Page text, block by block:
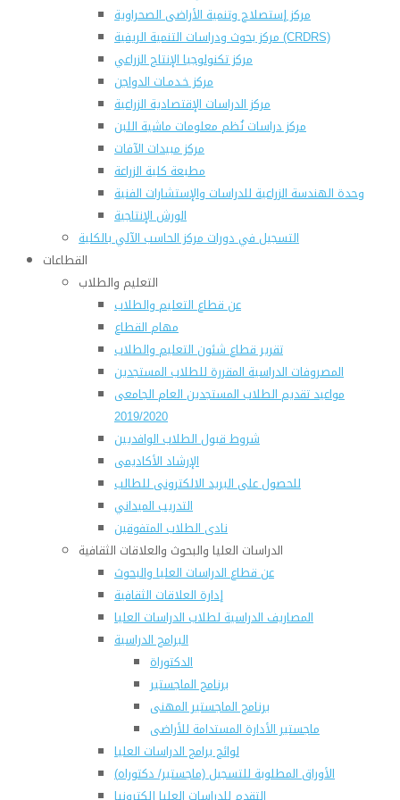
مركز إستصلاح وتنمية الأراضى الصحراوية
مركز بحوث ودراسات التنمية الريفية (CRDRS)
مركز تكنولوجيا الإنتاج الزراعي
مركز خـدمـات الدواجن
مركز الدراسات الإقتصادية الزراعية
مركز دراسات نُظم معلومات ماشية اللبن
مركز مبيدات الآفات
مطبعة كلية الزراعة
وحدة الهندسة الزراعية للدراسات والإستشارات الفنية
الورش الإنتاجية
التسجيل في دورات مركز الحاسب الآلي بالكلية
القطاعات
التعليم والطلاب
عن قطاع التعليم والطلاب
مهام القطاع
تقرير قطاع شئون التعليم والطلاب
المصروفات الدراسية المقررة للطلاب المستجدين
مواعيد تقديم الطلاب المستجدين العام الجامعى
2019/2020
شروط قبول الطلاب الوافديين
الإرشاد الأكاديمى
للحصول على البريد الالكترونى للطالب
التدريب الميداني
نادى الطلاب المتفوقين
الدراسات العليا والبحوث والعلاقات الثقافية
عن قطاع الدراسات العليا والبحوث
إدارة العلاقات الثقافية
المصاريف الدراسية لطلاب الدراسات العليا
البرامج الدراسية
الدكتوراة
برنامج الماجستير
برنامج الماجستير المهنى
ماجستير الأدارة المستدامة للأراضى
لوائح برامج الدراسات العليا
(الأوراق المطلوبة للتسجيل (ماجستير/ دكتوراه